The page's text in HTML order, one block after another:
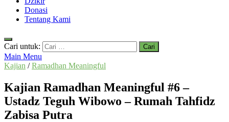
Donasi
Tentang Kami
Cari untuk:
Main Menu
Kajian /Ramadhan Meaningful
Kajian Ramadhan Meaningful #6 –
Ustadz Teguh Wibowo – Rumah Tahfidz
Zabisa Putra